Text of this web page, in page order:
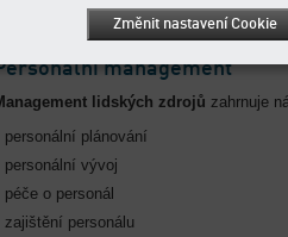
management
lidských zdrojů zahrnuje
personální plánování
personální vývoj
péče o personál
zajištění personálu
Změnit nastavení Cookie